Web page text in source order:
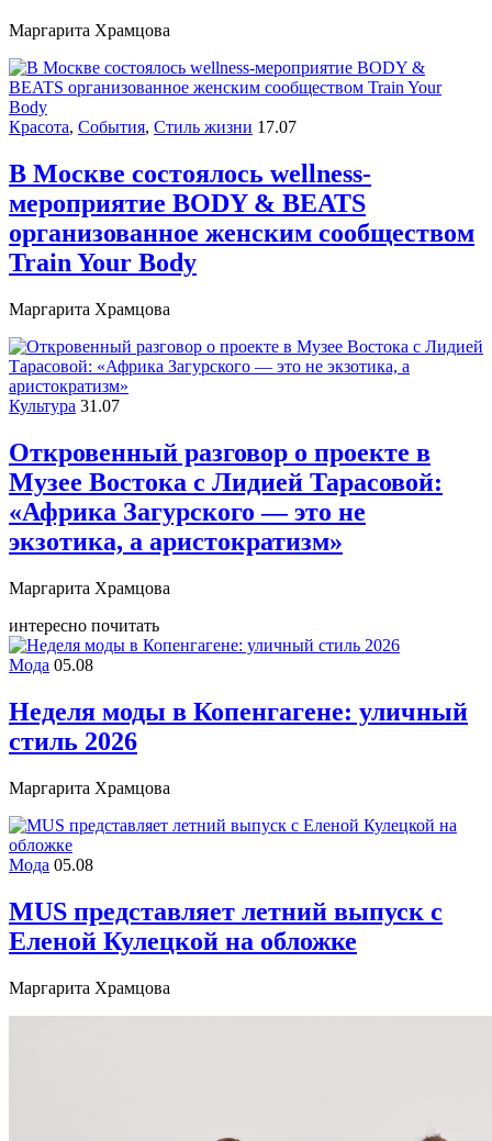
Маргарита Храмцова
Красота, События, Стиль жизни 17.07
В Москве состоялось wellness-
мероприятие BODY & BEATS
организованное женским сообществом
Train Your Body
Маргарита Храмцова
Культура 31.07
Откровенный разговор о проекте в
Музее Востока c Лидией Тарасовой:
«Африка Загурского — это не
экзотика, а аристократизм»
Маргарита Храмцова
интересно почитать
Мода 05.08
Неделя моды в Копенгагене: уличный
стиль 2026
Маргарита Храмцова
Мода 05.08
MUS представляет летний выпуск с
Еленой Кулецкой на обложке
Маргарита Храмцова